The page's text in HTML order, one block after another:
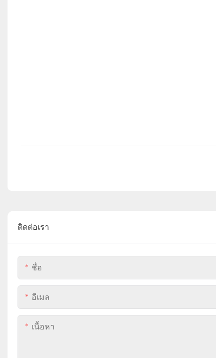
ติดต่อเรา
ชื่อ
อีเมล
เนื้อหา